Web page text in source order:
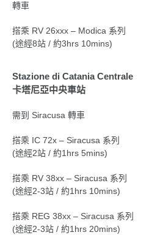
轉車
搭乘 RV 26xxx – Modica 系列
(途經8站 / 約3hrs 10mins)
Stazione di Catania Centrale
卡塔尼亞中央車站
需到 Siracusa 轉車
搭乘 IC 72x – Siracusa 系列
(途經2站 / 約1hrs 5mins)
搭乘 RV 38xx – Siracusa 系列
(途經2-3站 / 約1hrs 10mins)
搭乘 REG 38xx – Siracusa 系列
(途經2-3站 / 約1hrs 20mins)